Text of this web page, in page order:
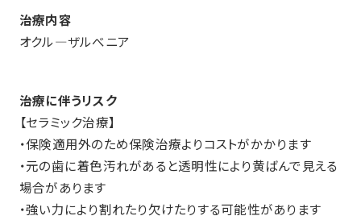
治療内容
オクル―ザルべニア
治療に伴うリスク
【セラミック治療】
・保険適用外のため保険治療よりコストがかかります
・元の歯に着色汚れがあると透明性により黄ばんで見える
場合があります
・強い力により割れたり欠けたりする可能性があります